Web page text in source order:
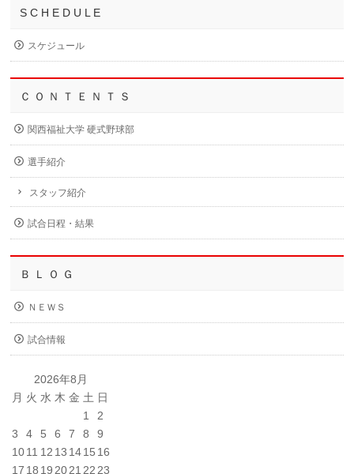
S C H E D U L E
スケジュール
Ｃ Ｏ Ｎ Ｔ Ｅ Ｎ Ｔ Ｓ
関西福祉大学 硬式野球部
選手紹介
スタッフ紹介
試合日程・結果
Ｂ Ｌ Ｏ Ｇ
ＮＥＷＳ
試合情報
2026年8月
月 火 水 木 金 土 日
1
2
3
4 5 6 7 8
9
1011 12 13 1415 16
17 18 19 2021 22 23